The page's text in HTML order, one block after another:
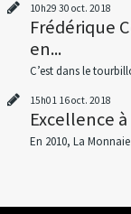
10h29 30 oct. 2018
Frédérique
en...
C’est dans le
15h01 16oct. 2018
Excellence
En 2010, La